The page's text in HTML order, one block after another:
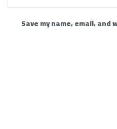
Save my name, email,